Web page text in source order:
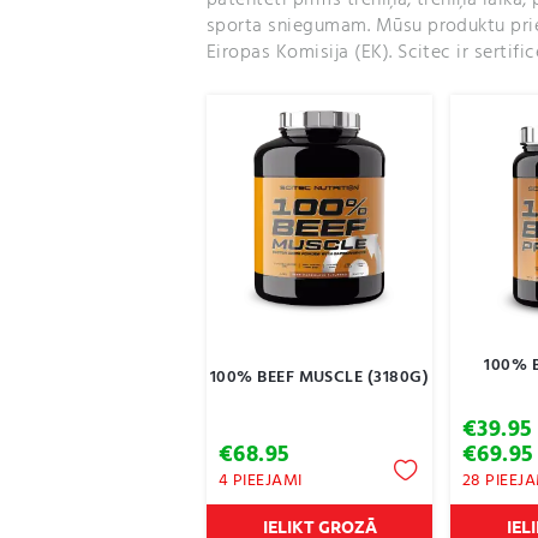
sporta sniegumam. Mūsu produktu
Eiropas Komisija (EK). Scitec ir
100% BEEF MUSCLE (3180G)
€68.95
4 PIEEJAMI
IELIKT GROZĀ
100%
€39.95
€69.95
28